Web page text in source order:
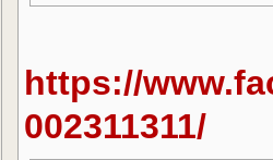
https://
002311311/